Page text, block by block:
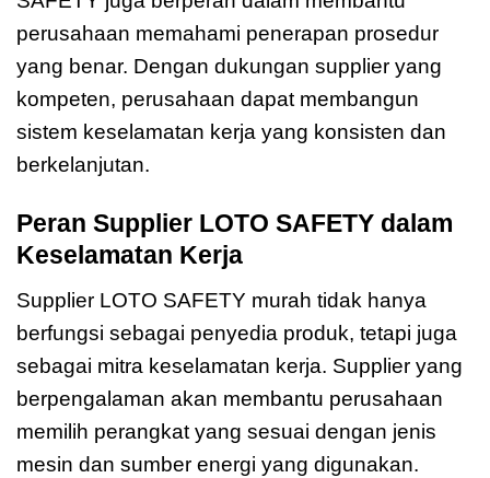
perusahaan memahami penerapan prosedur
yang benar. Dengan dukungan supplier yang
kompeten, perusahaan dapat membangun
sistem keselamatan kerja yang konsisten dan
berkelanjutan.
Peran Supplier LOTO SAFETY dalam
Keselamatan Kerja
Supplier LOTO SAFETY murah tidak hanya
berfungsi sebagai penyedia produk, tetapi juga
sebagai mitra keselamatan kerja. Supplier yang
berpengalaman akan membantu perusahaan
memilih perangkat yang sesuai dengan jenis
mesin dan sumber energi yang digunakan.